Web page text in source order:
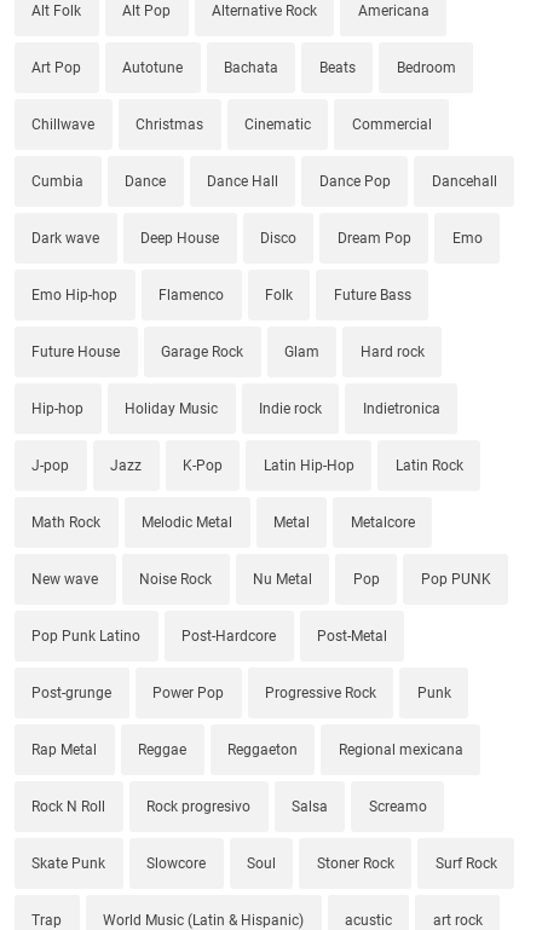
Alt Folk Alt Pop Alternative Rock Americana
Art Pop Autotune Bachata Beats Bedroom
Chillwave Christmas Cinematic Commercial
Cumbia Dance Dance Hall Dance Pop Dancehall
Dark wave Deep House Disco Dream Pop Emo
Emo Hip-hop Flamenco Folk Future Bass
Future House Garage Rock Glam Hard rock
Hip-hop Holiday Music Indie rock Indietronica
J-pop Jazz K-Pop Latin Hip-Hop Latin Rock
Math Rock Melodic Metal Metal Metalcore
New wave Noise Rock Nu Metal Pop Pop PUNK
Pop Punk Latino Post-Hardcore Post-Metal
Post-grunge Power Pop Progressive Rock Punk
Rap Metal Reggae Reggaeton Regional mexicana
Rock N Roll Rock progresivo Salsa Screamo
Skate Punk Slowcore Soul Stoner Rock Surf Rock
Trap World Music (Latin & Hispanic) acustic art rock